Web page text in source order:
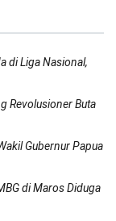
di Liga Nasional,
Revolusioner Buta
Gubernur Papua
di Maros Diduga